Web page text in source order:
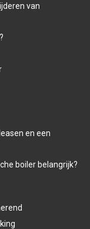
van
en een
boiler belangrijk?